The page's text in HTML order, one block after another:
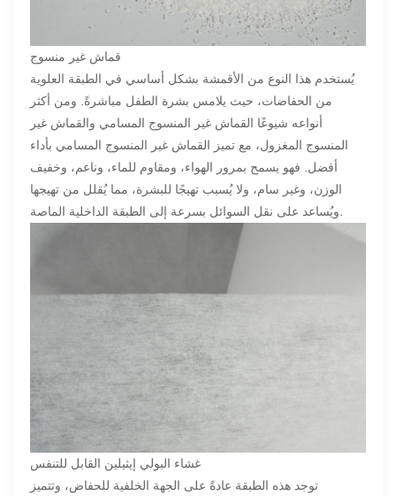
قماش غير منسوج
يُستخدم هذا النوع من الأقمشة بشكل أساسي في الطبقة العلوية
من الحفاضات، حيث يلامس بشرة الطفل مباشرةً. ومن أكثر
أنواعه شيوعًا القماش غير المنسوج المسامي والقماش غير
المنسوج المغزول، مع تميز القماش غير المنسوج المسامي بأداء
أفضل. فهو يسمح بمرور الهواء، ومقاوم للماء، وناعم، وخفيف
الوزن، وغير سام، ولا يُسبب تهيجًا للبشرة، مما يُقلل من تهيجها
ويُساعد على نقل السوائل بسرعة إلى الطبقة الداخلية الماصة.
غشاء البولي إيثيلين القابل للتنفس
توجد هذه الطبقة عادةً على الجهة الخلفية للحفاض، وتتميز